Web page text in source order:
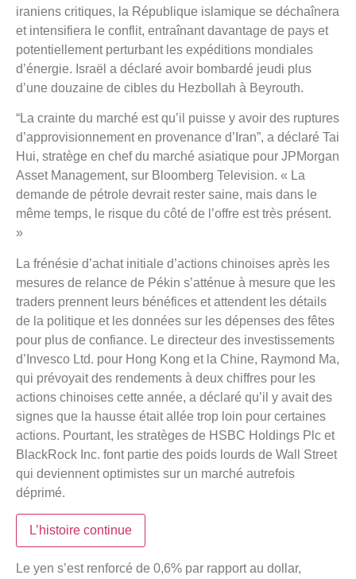
iraniens critiques, la République islamique se déchaînera
et intensifiera le conflit, entraînant davantage de pays et
potentiellement perturbant les expéditions mondiales
d’énergie. Israël a déclaré avoir bombardé jeudi plus
d’une douzaine de cibles du Hezbollah à Beyrouth.
“La crainte du marché est qu’il puisse y avoir des ruptures
d’approvisionnement en provenance d’Iran”, a déclaré Tai
Hui, stratège en chef du marché asiatique pour JPMorgan
Asset Management, sur Bloomberg Television. « La
demande de pétrole devrait rester saine, mais dans le
même temps, le risque du côté de l’offre est très présent.
»
La frénésie d’achat initiale d’actions chinoises après les
mesures de relance de Pékin s’atténue à mesure que les
traders prennent leurs bénéfices et attendent les détails
de la politique et les données sur les dépenses des fêtes
pour plus de confiance. Le directeur des investissements
d’Invesco Ltd. pour Hong Kong et la Chine, Raymond Ma,
qui prévoyait des rendements à deux chiffres pour les
actions chinoises cette année, a déclaré qu’il y avait des
signes que la hausse était allée trop loin pour certaines
actions. Pourtant, les stratèges de HSBC Holdings Plc et
BlackRock Inc. font partie des poids lourds de Wall Street
qui deviennent optimistes sur un marché autrefois
déprimé.
L’histoire continue
Le yen s’est renforcé de 0,6% par rapport au dollar,